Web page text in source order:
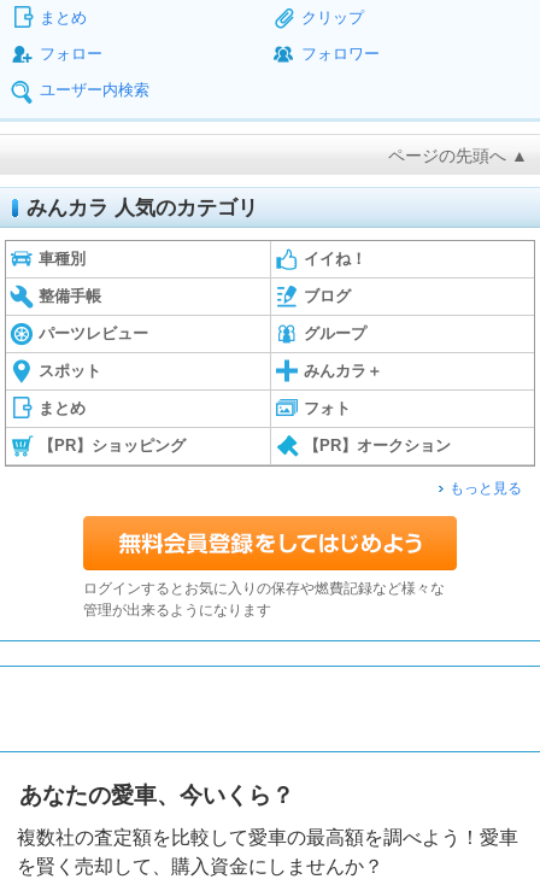
まとめ
クリップ
フォロー
フォロワー
ユーザー内検索
ページの先頭へ ▲
みんカラ 人気のカテゴリ
車種別 イイね！
整備手帳 ブログ
パーツレビュー グループ
スポット みんカラ＋
まとめ フォト
【PR】ショッピング 【PR】オークション
もっと見る
ログインするとお気に入りの保存や燃費記録など様々な
管理が出来るようになります
あなたの愛車、今いくら？
複数社の査定額を比較して愛車の最高額を調べよう！愛車
を賢く売却して、購入資金にしませんか？